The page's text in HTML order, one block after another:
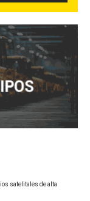
satelitales de alta